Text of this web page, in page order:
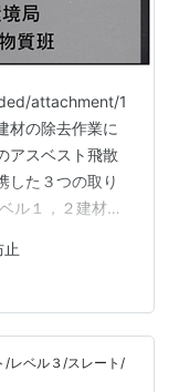
attachment/1
材の除去作業に
アスベスト飛散
した３つの取り
ル１，２建材の
情報を共有
っています。
イクル法の届出
工事の監視に役
調…
/レベル３/スレート/